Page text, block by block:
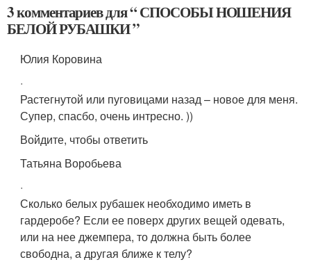
3 комментариев для “ СПОСОБЫ НОШЕНИЯ
БЕЛОЙ РУБАШКИ ”
Юлия Коровина
·
Растегнутой или пуговицами назад – новое для меня.
Супер, спасбо, очень интресно. ))
Войдите, чтобы ответить
Татьяна Воробьева
·
Сколько белых рубашек необходимо иметь в
гардеробе? Если ее поверх других вещей одевать,
или на нее джемпера, то должна быть более
свободна, а другая ближе к телу?